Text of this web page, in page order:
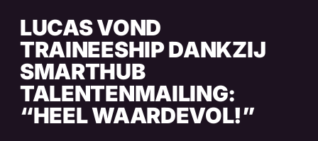
LUCAS VOND
TRAINEESHIP DANKZIJ
SMARTHUB
TALENTENMAILING:
“HEEL WAARDEVOL!”